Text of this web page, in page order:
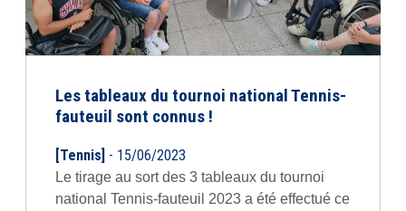
Les tableaux du tournoi national Tennis-
fauteuil sont connus !
[Tennis] - 15/06/2023
Le tirage au sort des 3 tableaux du tournoi
national Tennis-fauteuil 2023 a été effectué ce